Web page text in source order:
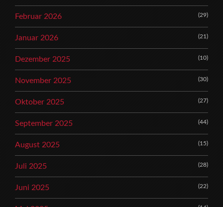
Februar 2026 (29)
Januar 2026 (21)
Dezember 2025 (10)
November 2025 (30)
Oktober 2025 (27)
September 2025 (44)
August 2025 (15)
Juli 2025 (28)
Juni 2025 (22)